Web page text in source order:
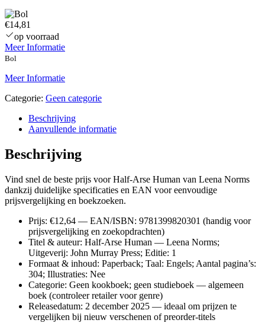
€14,81
op voorraad
Meer Informatie
Bol
Meer Informatie
Categorie: Geen categorie
Beschrijving
Aanvullende informatie
Beschrijving
Vind snel de beste prijs voor Half-Arse Human van Leena Norms
dankzij duidelijke specificaties en EAN voor eenvoudige
prijsvergelijking en boekzoeken.
Prijs: €12,64 — EAN/ISBN: 9781399820301 (handig voor
prijsvergelijking en zoekopdrachten)
Titel & auteur: Half-Arse Human — Leena Norms;
Uitgeverij: John Murray Press; Editie: 1
Formaat & inhoud: Paperback; Taal: Engels; Aantal pagina’s:
304; Illustraties: Nee
Categorie: Geen kookboek; geen studieboek — algemeen
boek (controleer retailer voor genre)
Releasedatum: 2 december 2025 — ideaal om prijzen te
vergelijken bij nieuw verschenen of preorder-titels